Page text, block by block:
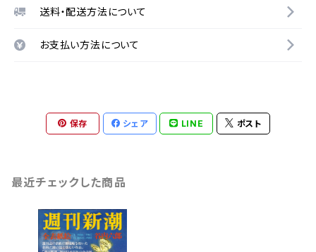
送料・配送方法について
お支払い方法について
保存 シェア LINE ポスト
最近チェックした商品